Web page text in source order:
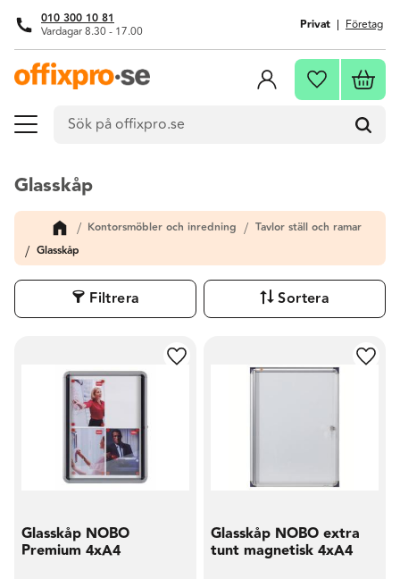
Meny
010 300 10 81
Vardagar 8.30 - 17.00 Privat Företag
Favoriter
Glasskåp
Kontorsmöbler och inredning
Tavlor ställ och ramar
Glasskåp
Filtrera Sortera
Glasskåp NOBO
Premium 4xA4
Lägg till i favoriter
Glasskåp NOBO extra
tunt magnetisk 4xA4